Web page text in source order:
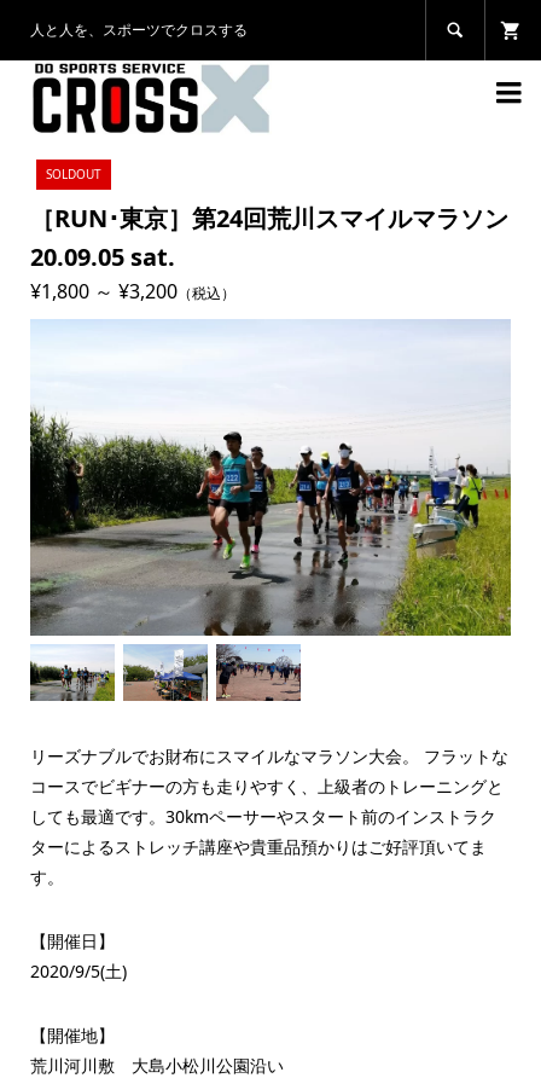
人と人を、スポーツでクロスする 

SOLDOUT
［RUN･東京］第24回荒川スマイルマラソン
20.09.05 sat.
¥1,800 ～ ¥3,200（税込）
リーズナブルでお財布にスマイルなマラソン大会。 フラットな
コースでビギナーの方も走りやすく、上級者のトレーニングと
しても最適です。30kmペーサーやスタート前のインストラク
ターによるストレッチ講座や貴重品預かりはご好評頂いてま
す。
【開催日】
2020/9/5(土)
【開催地】
荒川河川敷 大島小松川公園沿い